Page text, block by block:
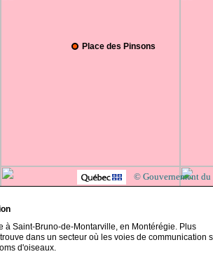
Place des Pinsons
© Gouvernement du
à Saint-Bruno-de-Montarville, en Montérégie. Plus
dans un secteur où les voies de communication
d'oiseaux.